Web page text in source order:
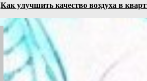
Как улучшить качество воздуха в